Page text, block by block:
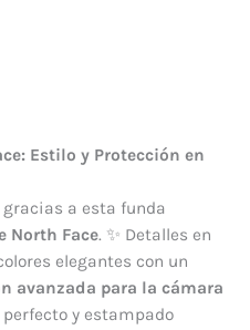
Estilo y Protección en
a esta funda
North Face. ✨ Detalles en
elegantes con un
avanzada para la cámara
perfecto y estampado